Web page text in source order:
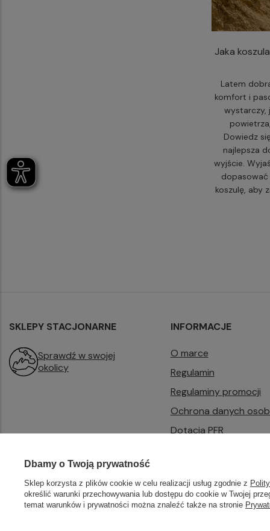
Jaka
Latem
komfort i
wystarczy,
Dowiedz
najlepsza
wyjście.
koszulę, aby
SKLEPY STACJONARNE
Sprawdź w swojej
okolicy
INFORMACJE
O marce
Regulamin
Regulaminy promocji
Ochrona danych
Dotacja PFR
Dbamy o Twoją prywatność
Sklep korzysta z plików cookie w celu realizacji usług zgodnie z
określić warunki przechowywania lub dostępu do cookie w Twojej
temat warunków i prywatności można znaleźć także na stronie